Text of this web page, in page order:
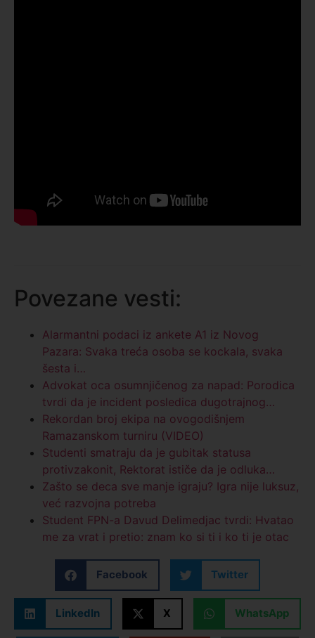
Povezane vesti:
Alarmantni podaci iz ankete A1 iz Novog
Pazara: Svaka treća osoba se kockala, svaka
šesta i…
Advokat oca osumnjičenog za napad: Porodica
tvrdi da je incident posledica dugotrajnog…
Rekordan broj ekipa na ovogodišnjem
Ramazanskom turniru (VIDEO)
Studenti smatraju da je gubitak statusa
protivzakonit, Rektorat ističe da je odluka…
Zašto se deca sve manje igraju? Igra nije luksuz,
već razvojna potreba
Student FPN-a Davud Delimedjac tvrdi: Hvatao
me za vrat i pretio: znam ko si ti i ko ti je otac
Facebook Twitter
LinkedIn X WhatsApp